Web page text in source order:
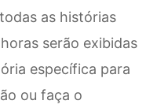
as histórias
serão exibidas
específica para
ou faça o